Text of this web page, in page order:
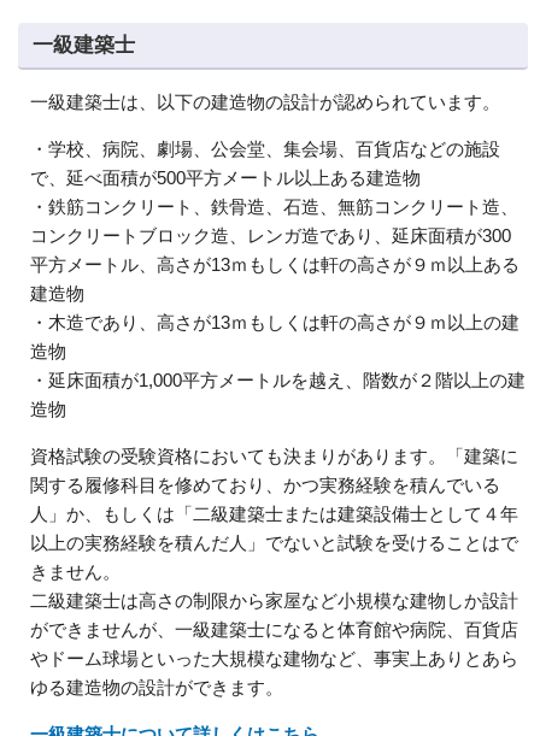
一級建築士
一級建築士は、以下の建造物の設計が認められています。
・学校、病院、劇場、公会堂、集会場、百貨店などの施設
で、延べ面積が500平方メートル以上ある建造物
・鉄筋コンクリート、鉄骨造、石造、無筋コンクリート造、
コンクリートブロック造、レンガ造であり、延床面積が300
平方メートル、高さが13ｍもしくは軒の高さが９ｍ以上ある
建造物
・木造であり、高さが13ｍもしくは軒の高さが９ｍ以上の建
造物
・延床面積が1,000平方メートルを越え、階数が２階以上の建
造物
資格試験の受験資格においても決まりがあります。「建築に
関する履修科目を修めており、かつ実務経験を積んでいる
人」か、もしくは「二級建築士または建築設備士として４年
以上の実務経験を積んだ人」でないと試験を受けることはで
きません。
二級建築士は高さの制限から家屋など小規模な建物しか設計
ができませんが、一級建築士になると体育館や病院、百貨店
やドーム球場といった大規模な建物など、事実上ありとあら
ゆる建造物の設計ができます。